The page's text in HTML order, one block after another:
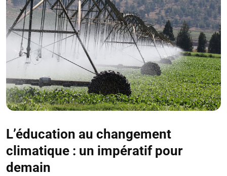
L’éducation au changement
climatique : un impératif pour
demain